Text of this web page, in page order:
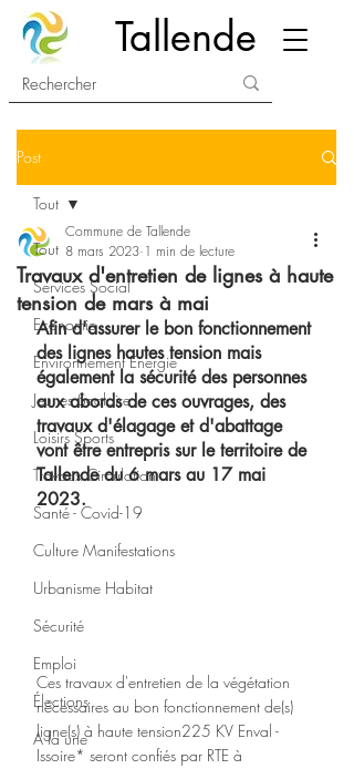
Tallende
Post
Tout
Services Social
Economie
Environnement Energie
Jeunes Scolaire
Loisirs Sports
Travaux Circulation
Santé - Covid-19
Culture Manifestations
Urbanisme Habitat
Sécurité
Emploi
Élections
A la une
Tout
Travaux d'entretien de lignes à haute
tension de mars à mai
Commune de Tallende
8 mars 2023 1 min de lecture
Afin d'assurer le bon fonctionnement
des lignes hautes tension mais
également la sécurité des personnes
aux abords de ces ouvrages, des
travaux d'élagage et d'abattage
vont être entrepris sur le territoire de
Tallende du 6 mars au 17 mai
2023.
Ces travaux d'entretien de la végétation
nécessaires au bon fonctionnement de(s)
ligne(s) à haute tension225 KV Enval -
Issoire* seront confiés par RTE à